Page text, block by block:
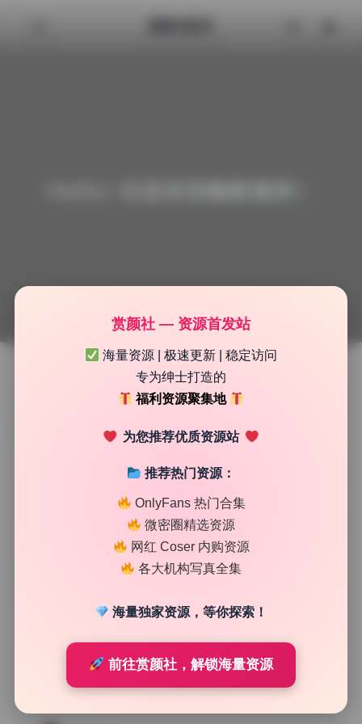
王馨瑶Yanni 写真合集78套 高清无水印 持续更新
赏颜社 — 资源首发站
海量资源 | 极速更新 | 稳定访问
专为绅士打造的
福利资源聚集地
为您推荐优质资源站
推荐热门资源：
OnlyFans 热门合集
微密圈精选资源
网红 Coser 内购资源
各大机构写真全集
海量独家资源，等你探索！
前往赏颜社，解锁海量资源